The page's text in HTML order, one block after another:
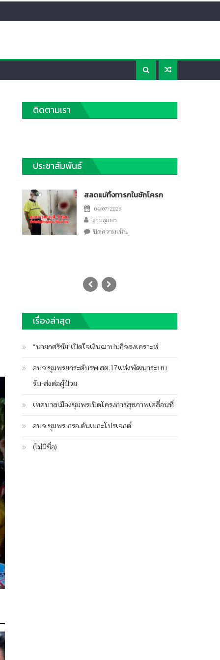
ติดตามเรา
ประชาสัมพันธ์
สลดแม่ทิ้งทารกในชักโครก
Posted
on
04/07/2026
Author
ฐานชุมพร
ปิดความเห็นบน
เรื่องล่าสุด
“นายกศรีชัย”เปิดใจเงินฌาปนกิจสงเคราะห์
อบจ.ชุมพรยกระดับรพ.สต.17แห่งพัฒนาระบบ
รับ-ส่งต่อผู้ป่วย
เทศบาลเมืองชุมพรเปิดโครงการสุขภาพเคลื่อนที่
อบจ.ชุมพร-กรอ.ดันเมกะโปรเจกต์
(ไม่มีชื่อ)